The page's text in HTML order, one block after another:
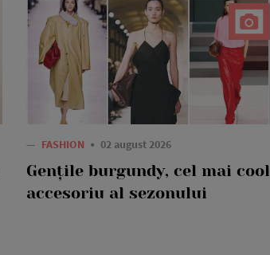
— FASHION 02 august 2026
Gențile burgundy, cel mai cool
accesoriu al sezonului